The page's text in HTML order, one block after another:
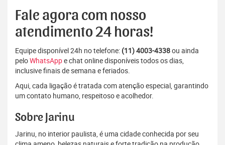
Fale agora com nosso
atendimento 24 horas!
Equipe disponível 24h no telefone: (11) 4003-4338ou ainda
peloWhatsAppe chat online disponíveis todos os dias,
inclusive finais de semana e feriados.
Aqui, cada ligação é tratada com atenção especial, garantindo
um contato humano, respeitoso e acolhedor.
Sobre Jarinu
Jarinu, no interior paulista, é uma cidade conhecida por seu